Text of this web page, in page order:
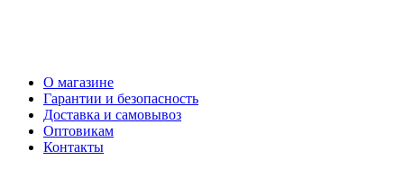
О магазине
Гарантии и безопасность
Доставка и самовывоз
Оптовикам
Контакты